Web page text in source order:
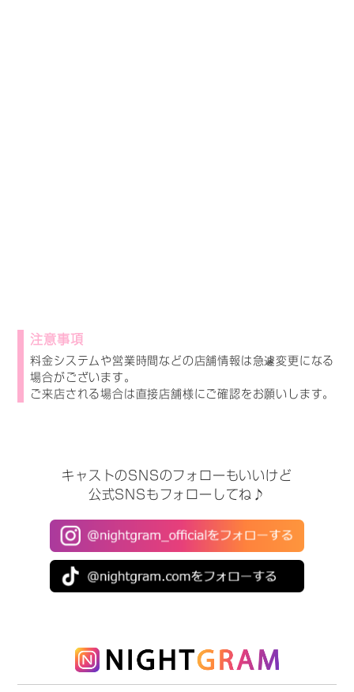
注意事項
料金システムや営業時間などの店舗情報は急遽変更になる
場合がございます。
ご来店される場合は直接店舗様にご確認をお願いします。
キャストのSNSのフォローもいいけど
公式SNSもフォローしてね♪